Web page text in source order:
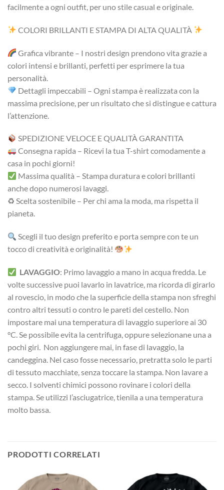
facilmente a ogni outfit, per uno stile casual e originale.
COLORI BRILLANTI E STAMPA DI ALTA QUALITÀ
Grafica vibrante – I nostri design prendono vita grazie a
colori intensi e brillanti, perfetti per esprimere la tua
personalità.
Dettagli impeccabili – Ogni stampa è realizzata con la
massima precisione, per un risultato che si distingue e cattura
l’attenzione.
SPEDIZIONE VELOCE E QUALITÀ GARANTITA
Consegna rapida – Ricevi la tua T-shirt comodamente a
casa in pochi giorni!
Massima qualità – Stampa duratura e colori brillanti
anche dopo numerosi lavaggi.
♻ Scelta sostenibile – Per chi ama la moda, ma rispetta il
pianeta.
Scegli il tuo design preferito e porta sempre con te un
tocco di creatività e originalità!
LAVAGGIO: Primo lavaggio a mano in acqua fredda. Le
volte successive puoi lavarlo in lavatrice, ma ricorda di girarlo
al rovescio, in modo che la superficie della stampa non sfreghi
contro altri tessuti o contro le pareti del cestello. Non
impostare mai una temperatura di lavaggio superiore ai 30
°C. Se possibile evita la centrifuga, oppure selezionane una a
pochi giri. Non aggiungere mai, in fase di lavaggio, la
candeggina. Nel caso fosse necessario, pretratta solo le parti
di tessuto macchiate, senza toccare la stampa. Non lavare a
secco. I solventi chimici possono rovinare i colori della
stampa. Se utilizzi l’asciugatrice, tienila a una temperatura
molto bassa.
PRODOTTI CORRELATI